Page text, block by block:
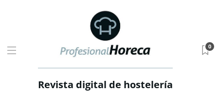
Revista digital de hostelería
0